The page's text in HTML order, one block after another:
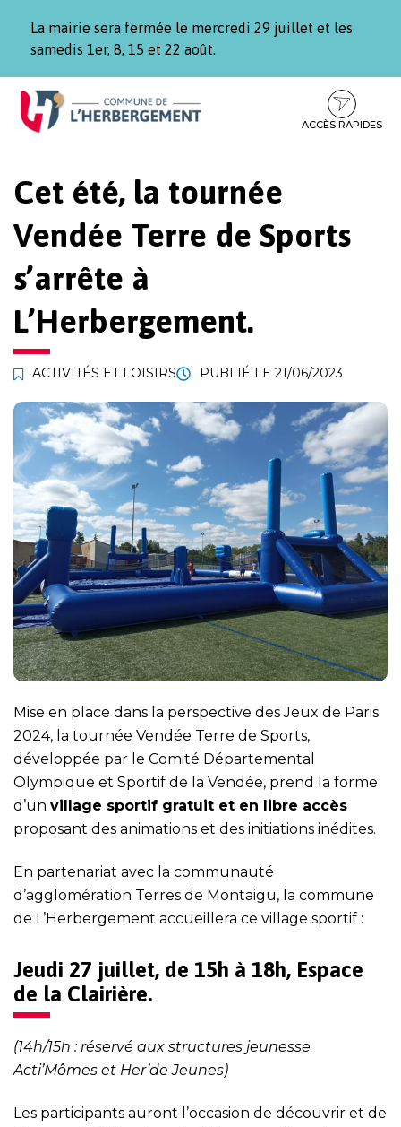
La mairie sera fermée le mercredi 29 juillet et les
samedis 1er, 8, 15 et 22 août.
Aller
Aller
contenu
Aller
pied
ACCÈS RAPIDES
Cet été, la tournée
Vendée Terre de Sports
s’arrête à
L’Herbergement.
ACTIVITÉS ET LOISIRS PUBLIÉ LE 21/06/2023
Mise en place dans la perspective des Jeux de Paris
2024, la tournée Vendée Terre de Sports,
développée par le Comité Départemental
Olympique et Sportif de la Vendée, prend la forme
d’un village sportif gratuit et en libre accès
proposant des animations et des initiations inédites.
En partenariat avec la communauté
d’agglomération Terres de Montaigu, la commune
de L’Herbergement accueillera ce village sportif :
Jeudi 27 juillet, de 15h à 18h, Espace
de la Clairière.
(14h/15h : réservé aux structures jeunesse
Acti’Mômes et Her’de Jeunes)
Les participants auront l’occasion de découvrir et de